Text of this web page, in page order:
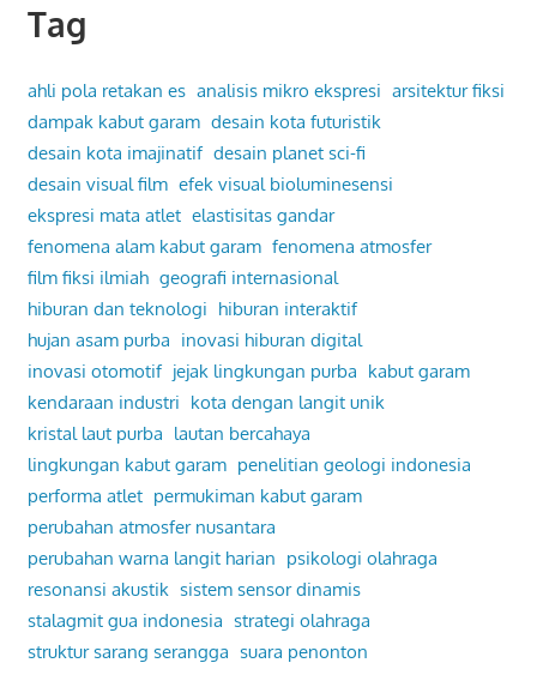
Tag
ahli pola retakan es analisis mikro ekspresi arsitektur fiksi
dampak kabut garam desain kota futuristik
desain kota imajinatif desain planet sci-fi
desain visual film efek visual bioluminesensi
ekspresi mata atlet elastisitas gandar
fenomena alam kabut garam fenomena atmosfer
film fiksi ilmiah geografi internasional
hiburan dan teknologi hiburan interaktif
hujan asam purba inovasi hiburan digital
inovasi otomotif jejak lingkungan purba kabut garam
kendaraan industri kota dengan langit unik
kristal laut purba lautan bercahaya
lingkungan kabut garam penelitian geologi indonesia
performa atlet permukiman kabut garam
perubahan atmosfer nusantara
perubahan warna langit harian psikologi olahraga
resonansi akustik sistem sensor dinamis
stalagmit gua indonesia strategi olahraga
struktur sarang serangga suara penonton